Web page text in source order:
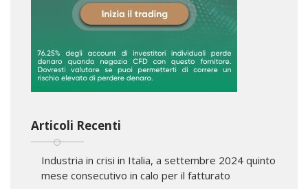
Articoli Recenti
Industria in crisi in Italia, a settembre 2024 quinto
mese consecutivo in calo per il fatturato